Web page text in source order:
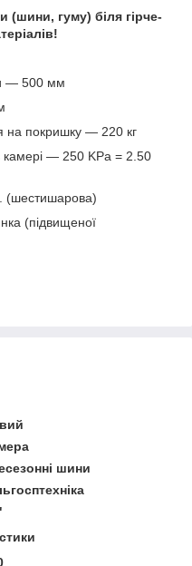
(шини, гуму) біля гірче-
— 500 мм
на покришку — 220 кг
камері — 250 KPa = 2.50
(шестишарова)
(підвищеної
шини